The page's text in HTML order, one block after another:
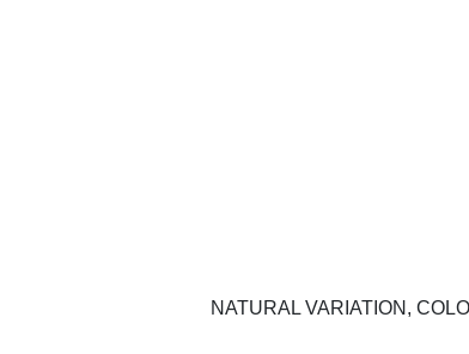
NATURAL VARIATION,